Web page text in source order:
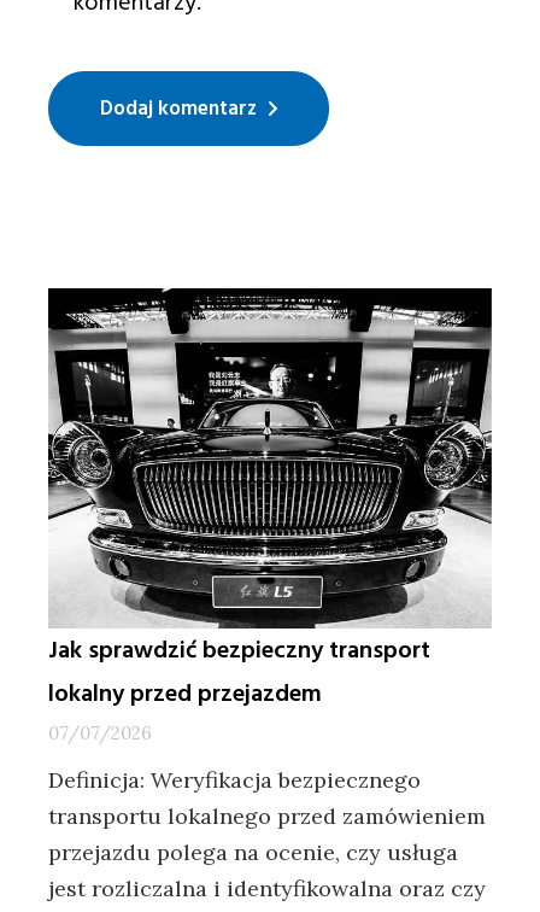
Dodaj komentarz
Jak sprawdzić bezpieczny transport
lokalny przed przejazdem
07/07/2026
Definicja: Weryfikacja bezpiecznego
transportu lokalnego przed zamówieniem
przejazdu polega na ocenie, czy usługa
jest rozliczalna i identyfikowalna oraz czy